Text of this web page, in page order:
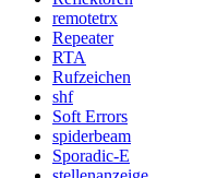
remotetrx
Repeater
RTA
Rufzeichen
shf
Soft Errors
spiderbeam
Sporadic-E